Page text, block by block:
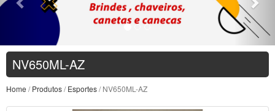
NV650ML-AZ
Home /Produtos/Esportes/ NV650ML-AZ